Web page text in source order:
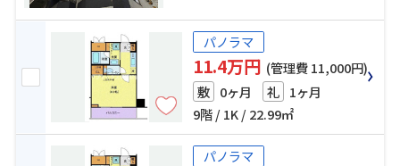
パノラマ
11.4万円 (管理費 11,000円)
敷 0ヶ月 礼 1ヶ月
9階 / 1K / 22.99㎡
パノラマ